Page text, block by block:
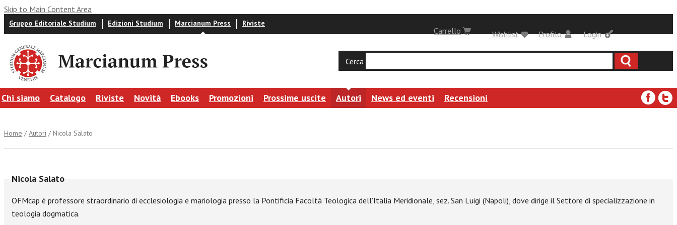
Skip to Main Content Area
Gruppo Editoriale Studium Edizioni Studium Marcianum Press Riviste
Login
Carrello Profilo
Wishlist
Cerca
Chi siamo Catalogo Riviste Novità Ebooks Promozioni Prossime uscite Autori News ed eventi Recensioni
Home /Autori / Nicola Salato
Nicola Salato
OFMcap è professore straordinario di ecclesiologia e mariologia presso la Pontificia Facoltà Teologica dell’Italia Meridionale, sez. San Luigi (Napoli), dove dirige il Settore di specializzazione in
teologia dogmatica.